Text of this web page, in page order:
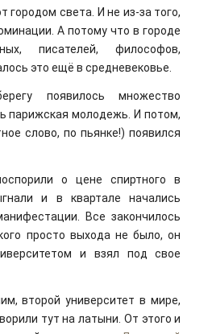
городом света. И не из-за того,
А потому что в городе
писателей, философов,
это ещё в средневековье.
появилось множество
парижская молодежь. И потом,
слово, по пьянке!) появился
о цене спиртного в
и в квартале начались
Все закончилось
просто выхода не было, он
и взял под свое
второй университет в мире,
тут на латыни. От этого и